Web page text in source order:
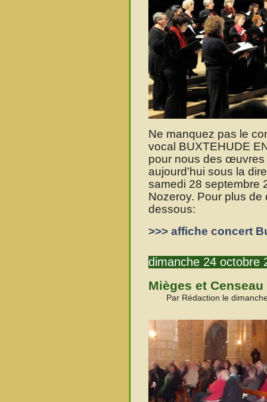
Ne manquez pas le
vocal BUXTEHUDE
pour nous des œuvres
aujourd'hui sous la
samedi 28 septembre
Nozeroy. Pour plus de
dessous:
>>> affiche concert
dimanche 24 octobre
Mièges et Censeau
Par Rédaction le